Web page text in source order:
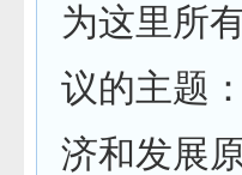
为这里所
议的主题
济和发展